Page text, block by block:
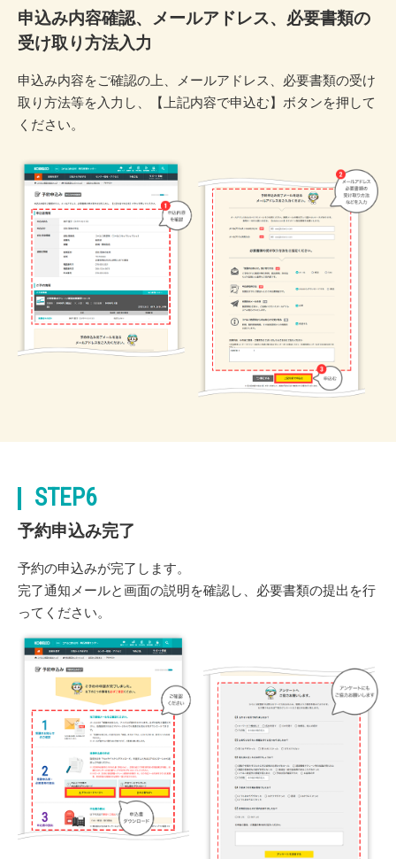
申込み内容確認、メールアドレス、必要書類の
受け取り方法入力
申込み内容をご確認の上、メールアドレス、必要書類の受け
取り方法等を入力し、【上記内容で申込む】ボタンを押して
ください。
STEP6
予約申込み完了
予約の申込みが完了します。
完了通知メールと画面の説明を確認し、必要書類の提出を行
ってください。